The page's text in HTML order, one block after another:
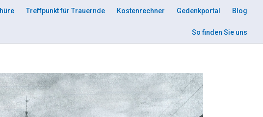
Treffpunkt für Trauernde Kostenrechner Gedenkportal Blog
So finden Sie uns